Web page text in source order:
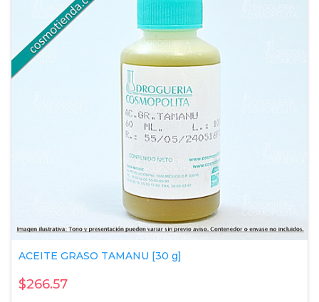
ACEITE GRASO TAMANU [30 g]
$266.57